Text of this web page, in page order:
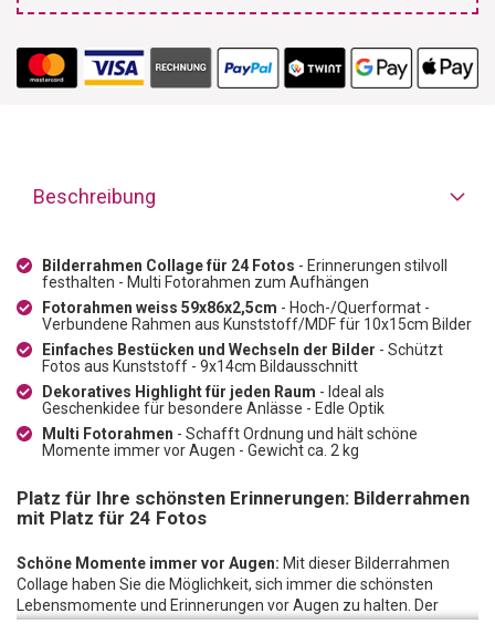
Beschreibung
Bilderrahmen Collage für 24 Fotos - Erinnerungen stilvoll
festhalten - Multi Fotorahmen zum Aufhängen
Fotorahmen weiss 59x86x2,5cm - Hoch-/Querformat -
Verbundene Rahmen aus Kunststoff/MDF für 10x15cm Bilder
Einfaches Bestücken und Wechseln der Bilder - Schützt
Fotos aus Kunststoff - 9x14cm Bildausschnitt
Dekoratives Highlight für jeden Raum - Ideal als
Geschenkidee für besondere Anlässe - Edle Optik
Multi Fotorahmen - Schafft Ordnung und hält schöne
Momente immer vor Augen - Gewicht ca. 2 kg
Platz für Ihre schönsten Erinnerungen: Bilderrahmen
mit Platz für 24 Fotos
Schöne Momente immer vor Augen: Mit dieser Bilderrahmen
Collage haben Sie die Möglichkeit, sich immer die schönsten
Lebensmomente und Erinnerungen vor Augen zu halten. Der